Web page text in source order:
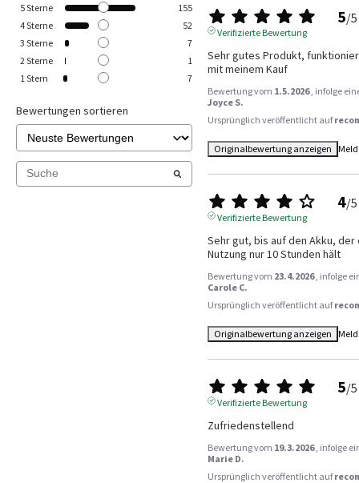
5Sterne
155
4Sterne
52
3 Sterne
7
2 Sterne
1
1 Stern 7
Bewertungen sortieren
5/5
Verifizierte Bewertung
Sehr gutes Produkt,
mit meinem Kauf
Bewertung vom 1.5.2026 , infolge
Joyce S.
Ursprünglich veröffentlicht auf
Originalbewertung anzeigen
4/5
Verifizierte Bewertung
Sehr gut, bis auf den Akku,
Nutzung nur 10 Stunden hält
Bewertung vom 23.4.2026 , infolge
Carole C.
Ursprünglich veröffentlicht auf
Originalbewertung anzeigen
5/5
Verifizierte Bewertung
Zufriedenstellend
Bewertung vom 19.3.2026 , infolge
Marie D.
Ursprünglich veröffentlicht auf